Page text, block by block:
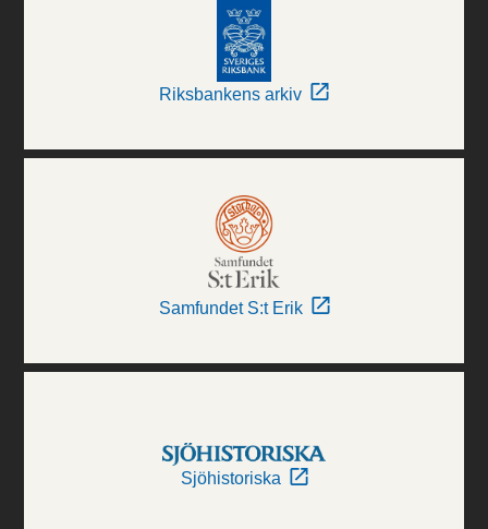
Riksbankens arkiv
Samfundet S:t Erik
Sjöhistoriska